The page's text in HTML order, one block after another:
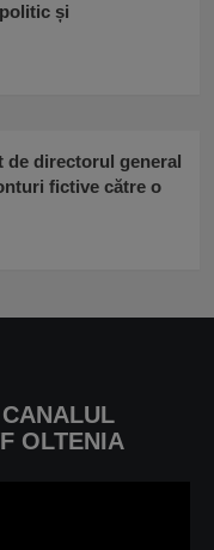
și
de directorul general
fictive către o
OLTENIA